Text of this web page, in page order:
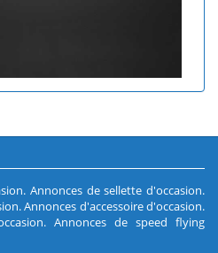
. Annonces de sellette d'occasion.
.Annonces d'accessoire d'occasion.
. Annonces de speed flying